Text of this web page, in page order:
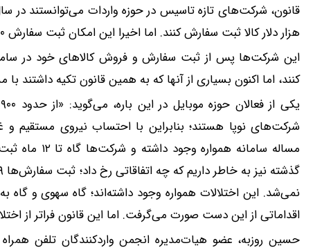
هزار دلار کالا ثبت سفارش کنند. اما اخیرا این امکان ثبت سفارش ۵۰۰ هزار دلاری برای شرکت‌های نوپا حذف شده است.
این شرکت‌ها پس از ثبت سفارش و فروش کالا‌های خود در
کنند، اما اکنون بسیاری از آنها که به همین قانون تکیه داشتند
مساله
نمی‌شد. این اختلالات همواره وجود داشته‌اند؛ گاه سهوی و
اقداماتی از این دست صورت می‌گرفت. اما این قانون فراتر از
حسین روزبه، عضو هیات‌مدیره انجمن واردکنندگان تلفن